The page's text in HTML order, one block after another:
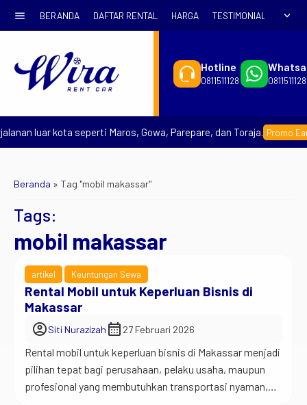
menu BERANDA DAFTAR RENTAL HARGA TESTIMONIAL expand_more
Hotline
0811511128 0811511128
luar kota seperti Maros, Gowa, Parepare, dan Toraja. Promo
Beranda » Tag "mobil makassar"
Tags:
mobil makassar
artikel Keuntungan Sewa
Rental Mobil untuk Keperluan Bisnis di
Makassar
account_circleSiti Nurazizah calendar_month 27 Februari 2026
Rental mobil untuk keperluan bisnis di Makassar menjadi
pilihan tepat bagi perusahaan, pelaku usaha, maupun
profesional yang membutuhkan transportasi nyaman,